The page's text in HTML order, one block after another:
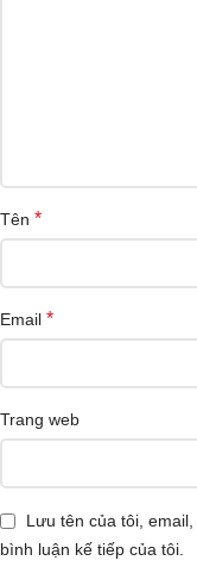
Tên *
Email *
Trang web
Lưu tên của tôi,
bình luận kế tiếp của tôi.